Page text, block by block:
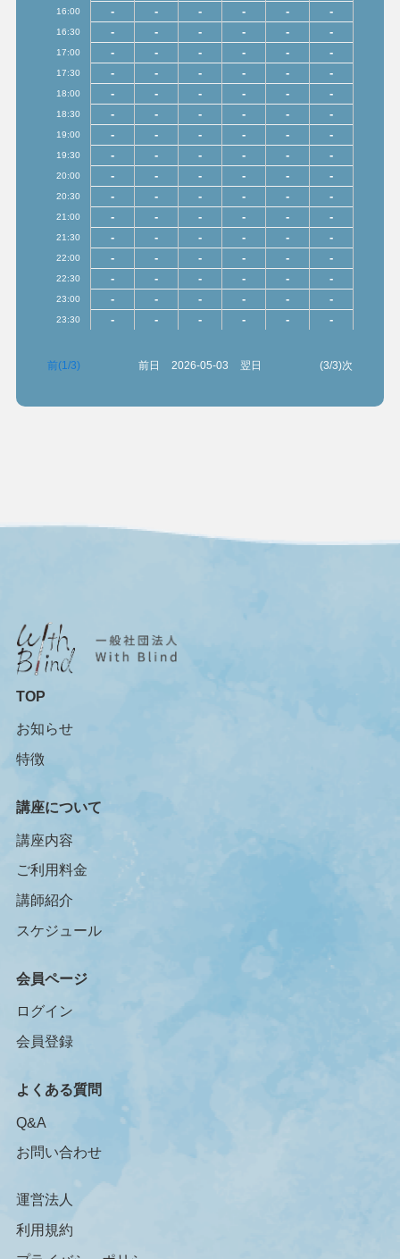
16:00 - - - - - -
16:30 - - - - - -
17:00 - - - - - -
17:30 - - - - - -
18:00 - - - - - -
18:30 - - - - - -
19:00 - - - - - -
19:30 - - - - - -
20:00 - - - - - -
20:30 - - - - - -
21:00 - - - - - -
21:30 - - - - - -
22:00 - - - - - -
22:30 - - - - - -
23:00 - - - - - -
23:30 - - - - - -
前(1/3) 前日 2026-05-03 翌日 (3/3)次
TOP
お知らせ
特徴
講座について
講座内容
ご利用料金
講師紹介
スケジュール
会員ページ
ログイン
会員登録
よくある質問
Q&A
お問い合わせ
運営法人
利用規約